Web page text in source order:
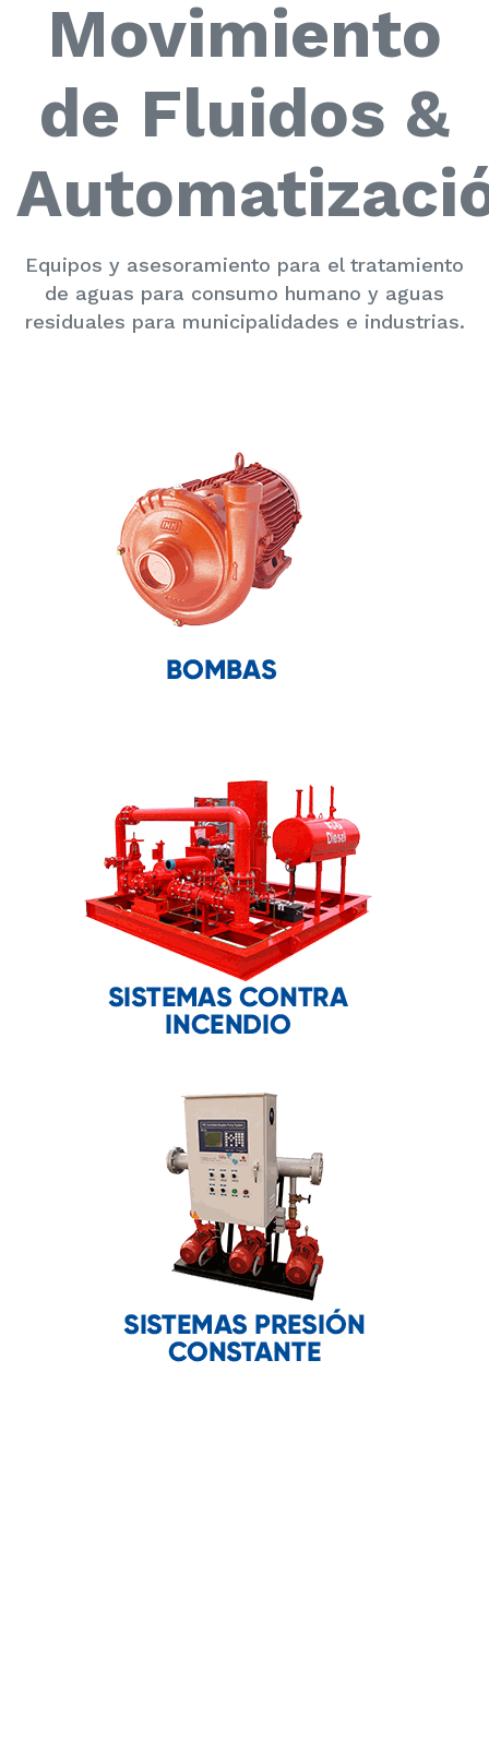
Movimiento
de Fluidos &
Equipos y asesoramiento para el tratamiento
de aguas para consumo humano y aguas
residuales para municipalidades e industrias.